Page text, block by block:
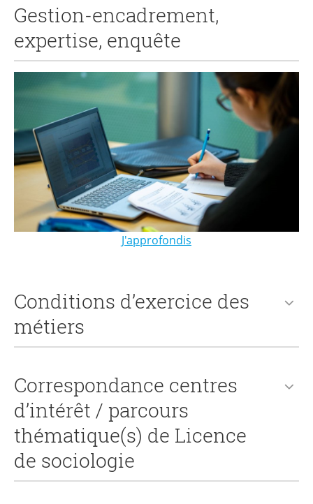
Gestion-encadrement,
expertise, enquête
J'approfondis
Conditions d’exercice des
métiers
Correspondance centres
d’intérêt / parcours
thématique(s) de Licence
de sociologie